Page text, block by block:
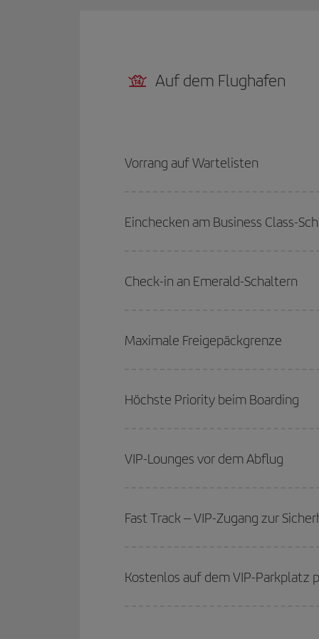
Auf dem Flughafen
Vorrang auf Wartelisten
Einchecken am Business Class-
Check-in an Emerald-Schaltern
Maximale Freigepäckgrenze
Höchste Priority beim Boarding
VIP-Lounges vor dem Abflug
Fast Track – VIP-Zugang zur
Kostenlos auf dem VIP-Parkplatz